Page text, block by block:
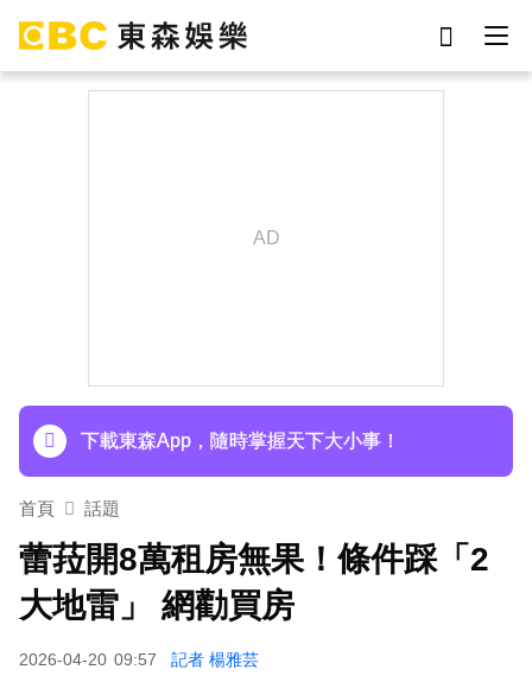
下載東森App，隨時掌握天下大小事！
首頁 話題
蕾菈開8萬租房無果！條件踩「2
大地雷」 網勸買房
2026-04-20 09:57 記者 楊雅芸